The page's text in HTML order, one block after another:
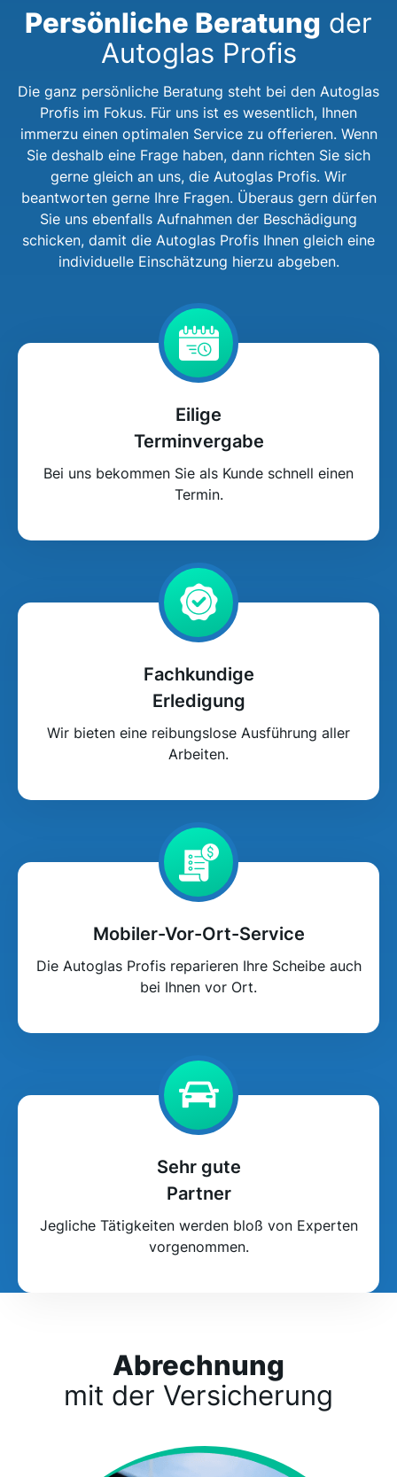
Persönliche Beratung der
Autoglas Profis
Die ganz persönliche Beratung steht bei den Autoglas
Profis im Fokus. Für uns ist es wesentlich, Ihnen
immerzu einen optimalen Service zu offerieren. Wenn
Sie deshalb eine Frage haben, dann richten Sie sich
gerne gleich an uns, die Autoglas Profis. Wir
beantworten gerne Ihre Fragen. Überaus gern dürfen
Sie uns ebenfalls Aufnahmen der Beschädigung
schicken, damit die Autoglas Profis Ihnen gleich eine
individuelle Einschätzung hierzu abgeben.
Eilige
Terminvergabe
Bei uns bekommen Sie als Kunde schnell einen
Termin.
Fachkundige
Erledigung
Wir bieten eine reibungslose Ausführung aller
Arbeiten.
Mobiler-Vor-Ort-Service
Die Autoglas Profis reparieren Ihre Scheibe auch
bei Ihnen vor Ort.
Sehr gute
Partner
Jegliche Tätigkeiten werden bloß von Experten
vorgenommen.
Abrechnung
mit der Versicherung